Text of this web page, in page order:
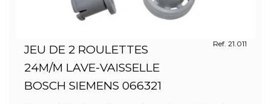
JEU DE 2 ROULETTES
24M/M LAVE-VAISSELLE
BOSCH SIEMENS 066321
Ref. 21.011